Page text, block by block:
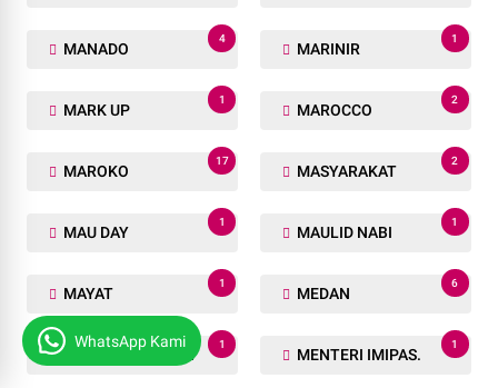
MANADO
4
MARINIR
1
MARK UP
1
MAROCCO
2
MAROKO
17
MASYARAKAT
2
MAU DAY
1
MAULID NABI
1
MAYAT
1
MEDAN
6
MENGGALA SAKTI
1
MENTERI IMIPAS.
1
WhatsApp Kami